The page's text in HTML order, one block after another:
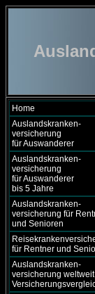
Home
Auslandskranken-
für Auswanderer
Auslandskranken-
für
bis 5 Jahre
Auslandskranken-
versicherung für
und Senioren
für Rentner und
Auslandskranken-
versicherung weltweit